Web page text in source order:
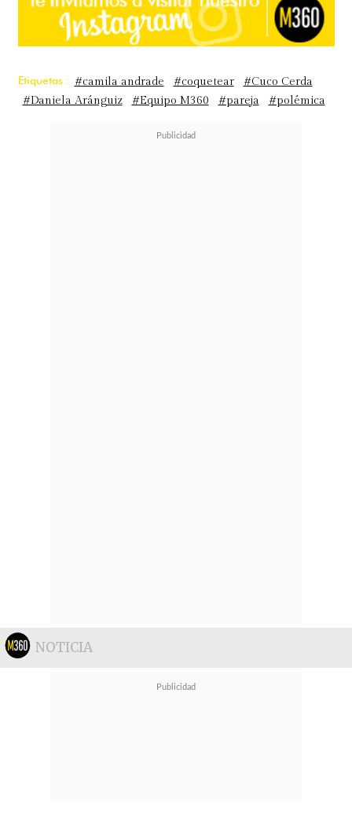
Etiquetas : #camila andrade #coquetear
#Cuco Cerda
#Daniela Aránguiz
#Equipo M360 #pareja #polémica
NOTICIA